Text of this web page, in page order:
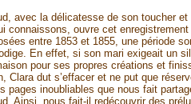
avec la délicatesse de son toucher et
connaissons, ouvre cet enregistrement
entre 1853 et 1855, une période
En effet, si son mari exigeait un
pour ses propres créations et
Clara dut s’effacer et ne put que
pages inoubliables que nous fait
Ainsi, nous fait-il redécouvrir des